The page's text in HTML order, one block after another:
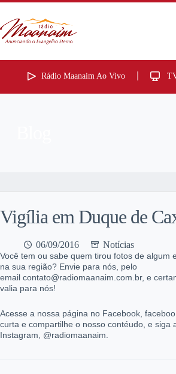
Rádio Maanaim Ao Vivo
Vigília em Duque de
06/09/2016 Notícias
Você tem ou sabe quem tirou fotos de algum
na sua região? Envie para nós, pelo
email contato@radiomaanaim.com.br, e
valia para nós!
Acesse a nossa página no Facebook,
curta e compartilhe o nosso contéudo, e siga
Instagram, @radiomaanaim.